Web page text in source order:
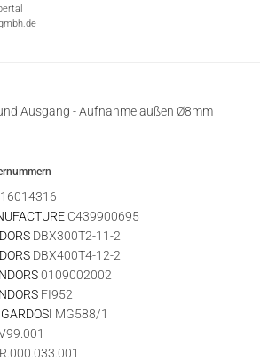
Ausgang - Aufnahme außen Ø8mm
16014316
C439900695
DBX300T2-11-2
DBX400T4-12-2
0109002002
FI952
MG588/1